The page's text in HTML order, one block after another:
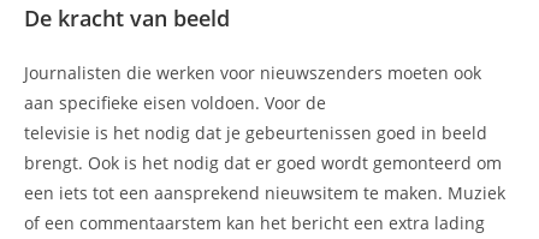
De kracht van beeld
Journalisten die werken voor nieuwszenders moeten ook
aan specifieke eisen voldoen. Voor de
televisie is het nodig dat je gebeurtenissen goed in beeld
brengt. Ook is het nodig dat er goed wordt gemonteerd om
een iets tot een aansprekend nieuwsitem te maken. Muziek
of een commentaarstem kan het bericht een extra lading